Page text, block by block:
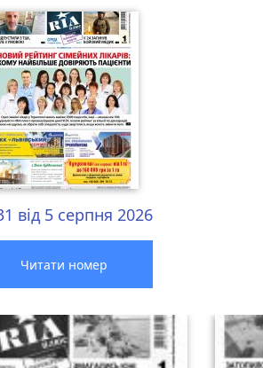
від 5 серпня 2026
Читати номер